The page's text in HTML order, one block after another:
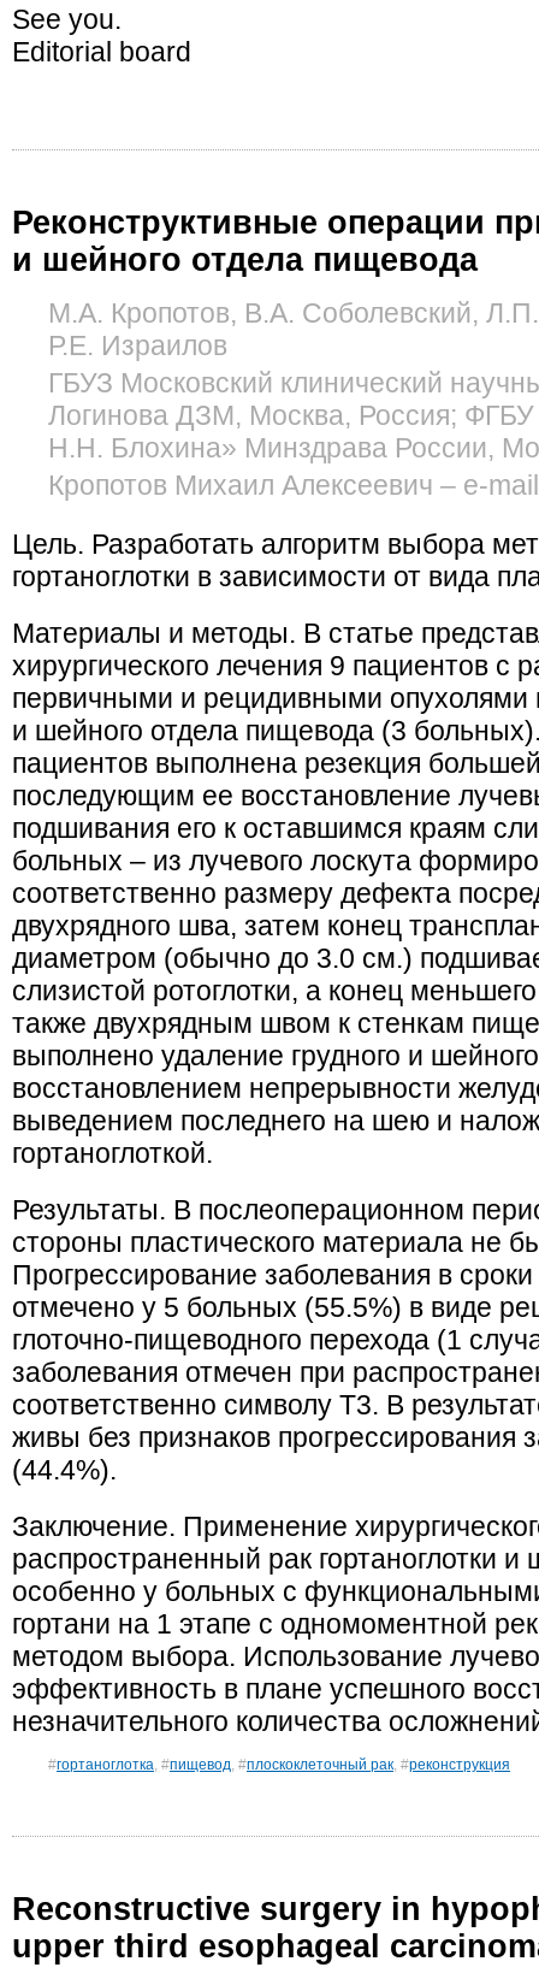
See you.
Editorial board
Реконструктивные операции
и шейного отдела пищевода
М.А. Кропотов, В.А. Соболевский,
Р.Е. Израилов
ГБУЗ Московский клинический
Логинова ДЗМ, Москва, Россия;
Н.Н. Блохина» Минздрава России,
Кропотов Михаил Алексеевич – e-
Цель. Разработать алгоритм выбора
гортаноглотки в зависимости от вида
Материалы и методы. В статье
хирургического лечения 9 пациентов с
первичными и рецидивными опухолями
и шейного отдела пищевода (3
пациентов выполнена резекция большей
последующим ее восстановление
подшивания его к оставшимся краям
больных – из лучевого лоскута
соответственно размеру дефекта
двухрядного шва, затем конец
диаметром (обычно до 3.0 см.)
слизистой ротоглотки, а конец
также двухрядным швом к стенкам
выполнено удаление грудного и
восстановлением непрерывности
выведением последнего на шею и
гортаноглоткой.
Результаты. В послеоперационном
стороны пластического материала не
Прогрессирование заболевания в
отмечено у 5 больных (55.5%) в виде
глоточно-пищеводного перехода (1
заболевания отмечен при
соответственно символу Т3. В
живы без признаков прогрессирования
(44.4%).
Заключение. Применение
распространенный рак гортаноглотки
особенно у больных с
гортани на 1 этапе с одномоментной
методом выбора. Использование
эффективность в плане успешного
незначительного количества
#гортаноглотка, #пищевод, #плоскоклеточный рак, #реконструкция
Reconstructive surgery in
upper third esophageal